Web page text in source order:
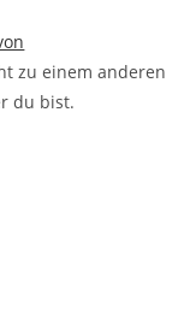
zu einem anderen
du bist.